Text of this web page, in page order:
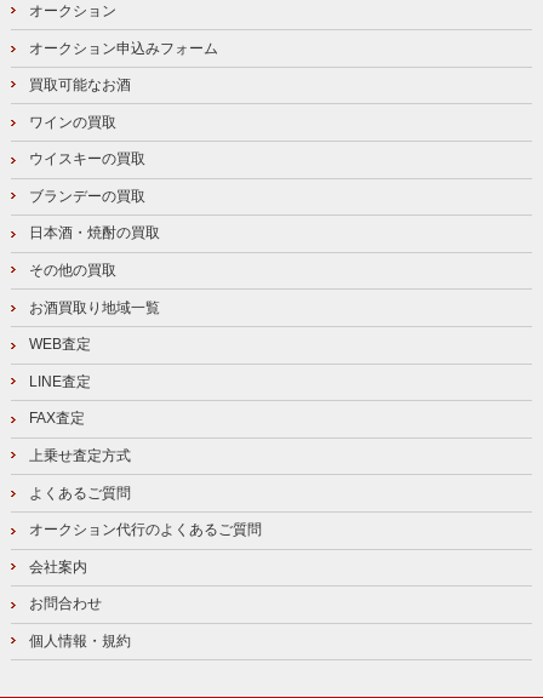
オークション
オークション申込みフォーム
買取可能なお酒
ワインの買取
ウイスキーの買取
ブランデーの買取
日本酒・焼酎の買取
その他の買取
お酒買取り地域一覧
WEB査定
LINE査定
FAX査定
上乗せ査定方式
よくあるご質問
オークション代行のよくあるご質問
会社案内
お問合わせ
個人情報・規約